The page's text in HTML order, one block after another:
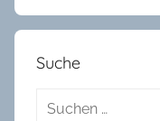
Suche
Suchen